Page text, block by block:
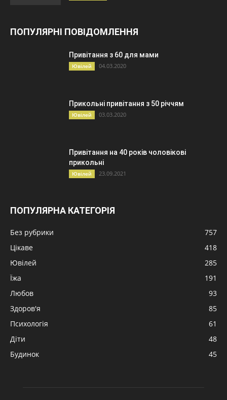
ПОПУЛЯРНІ ПОВІДОМЛЕННЯ
Привітання з 60 для мами
Ювілей 04.03.2020
Прикольні привітання з 50 річчям
Ювілей 03.03.2020
Привітання на 40 років чоловікові
прикольні
Ювілей 23.09.2021
ПОПУЛЯРНА КАТЕГОРІЯ
Без рубрики
757
Цікаве
418
Ювілей
285
Їжа
191
Любов
93
Здоров'я
85
Психологія
61
Діти
48
Будинок
45